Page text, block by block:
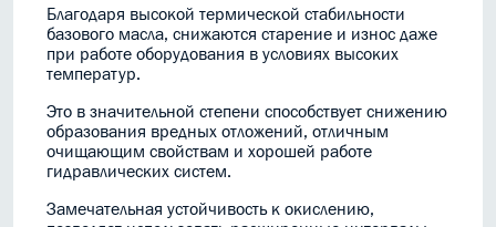
Благодаря высокой термической стабильности
базового масла, снижаются старение и износ даже
при работе оборудования в условиях высоких
температур.
Это в значительной степени способствует снижению
образования вредных отложений, отличным
очищающим свойствам и хорошей работе
гидравлических систем.
Замечательная устойчивость к окислению,